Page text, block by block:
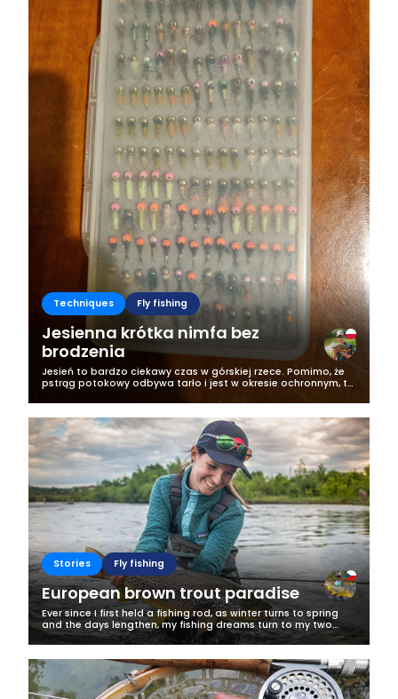
Techniques Fly fishing
Jesienna krótka nimfa bez
brodzenia
Jesień to bardzo ciekawy czas w górskiej rzece. Pomimo, że
pstrąg potokowy odbywa tarło i jest w okresie ochronnym, to
lipień na którym...
Stories Fly fishing
European brown trout paradise
Ever since I first held a fishing rod, as winter turns to spring
and the days lengthen, my fishing dreams turn to my two
favourite freshwater fish – brown trout and pike. This is when
the...